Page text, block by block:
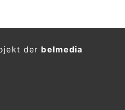
der belmedia